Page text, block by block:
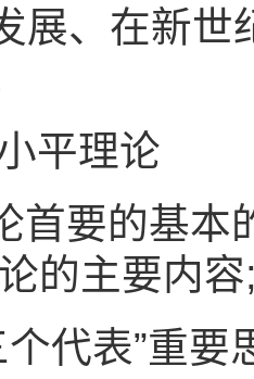
展、在新
平理论
首要的基本
的主要内
代表”重要